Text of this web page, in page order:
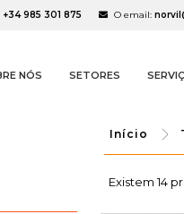
+34 985 301 875 O email:
NÓS SETORES
Início
Existem 14